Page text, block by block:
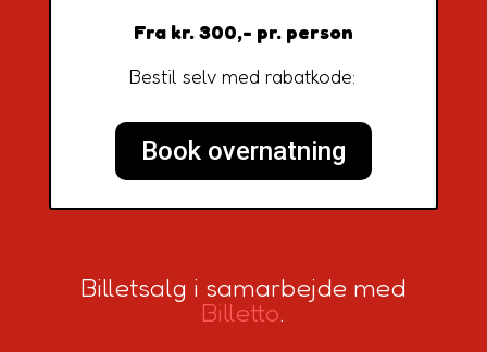
Fra kr. 300,- pr. person
Bestil selv med rabatkode:
Book overnatning
Billetsalg i samarbejde med
Billetto.